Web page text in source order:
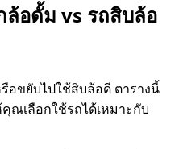
ล้อดั้ม vs รถสิบล้อ
อขยับไปใช้สิบล้อดี ตารางนี้
คุณเลือกใช้รถได้เหมาะกับ